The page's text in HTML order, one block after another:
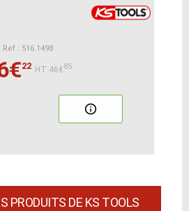
Ref : 516.1498
22 HT:46€85
PRODUITS DE KS TOOLS